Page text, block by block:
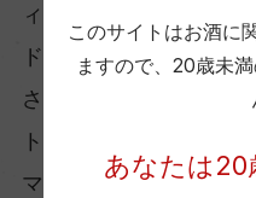
ィンポット・ハットで
ドウの樹、土壌、気候
されたブドウが調和す
トなワインを目指して
マールボロはニュージ
このサイトはお酒に
ますので、 20歳未
あなたは20